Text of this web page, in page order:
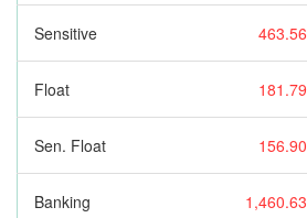
Sensitive 463.56
Float 181.79
Sen. Float 156.90
Banking 1,460.63